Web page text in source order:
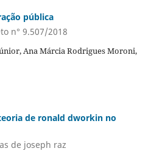
pública
n° 9.507/2018
Ana Márcia Rodrigues Moroni,
de ronald dworkin no
de joseph raz